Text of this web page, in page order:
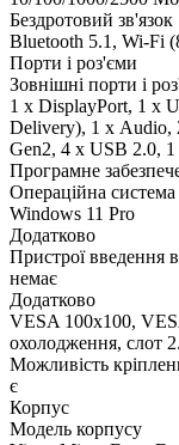
Бездротовий зв'язок
Bluetooth 5.1, Wi-Fi
Порти і роз'єми
Зовнішні порти і
1 x DisplayPort, 1 x
Delivery), 1 х Audio,
Gen2, 4 x USB 2.0,
Програмне
Операційна система
Windows 11 Pro
Додатково
Пристрої введення
немає
Додатково
VESA 100x100,
охолодження, слот
Можливість
є
Корпус
Модель корпусу